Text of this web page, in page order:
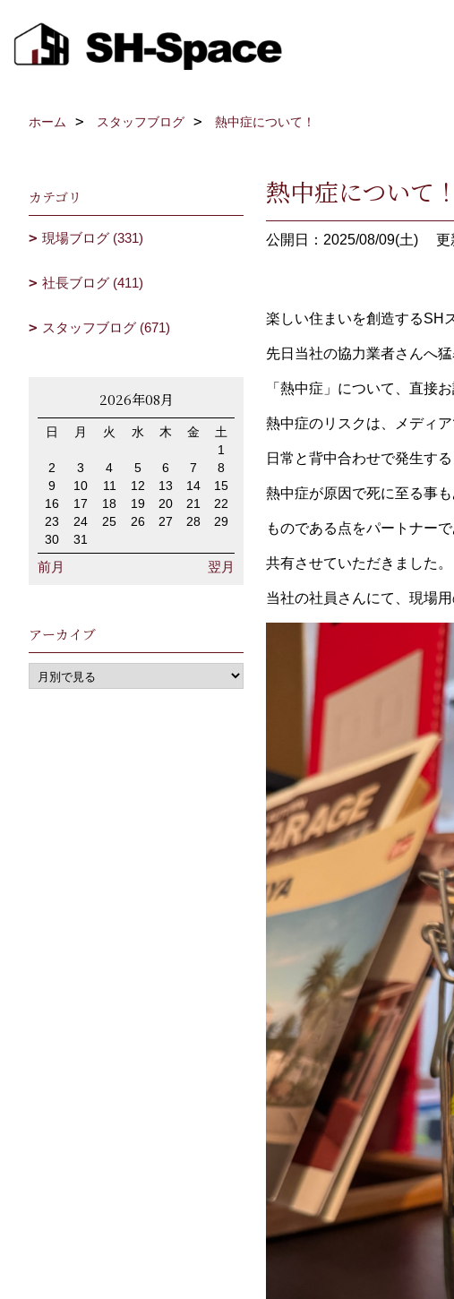
ホーム スタッフブログ 熱中症について！
熱中症について！
公開日：2025/08/09(土) 更
楽しい住まいを創造するSH
先日当社の協力業者さんへ
「熱中症」について、直接
熱中症のリスクは、メディ
日常と背中合わせで発生す
熱中症が原因で死に至る事
ものである点をパートナー
共有させていただきました。
当社の社員さんにて、現場
カテゴリ
現場ブログ (331)
社長ブログ (411)
スタッフブログ (671)
2026年08月
日 月 火 水 木 金
土
1
2
3 4 5 6 7
8
9
10 11 12 13 14
15
16
17 18 19 20 21
22
23
24 25 26 27 28
29
30
31
前月 翌月
アーカイブ